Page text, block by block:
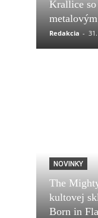
Krallice so
Redakcia -
NOVINKY
The
kultovej
Born in